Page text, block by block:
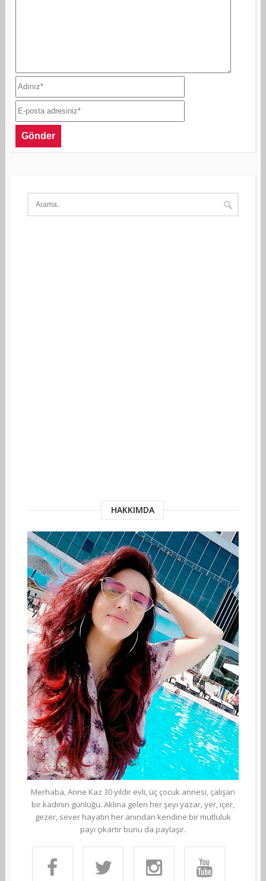
HAKKIMDA
Merhaba, Anne Kaz 30 yıldır evli, üç çocuk annesi, çalışan
bir kadının günlüğü. Aklına gelen her şeyi yazar, yer, içer,
gezer, sever hayatın her anından kendine bir mutluluk
payı çıkartır bunu da paylaşır.